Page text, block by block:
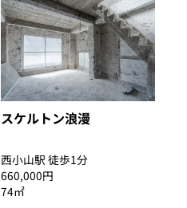
スケルトン浪漫
西小山駅 徒歩1分
660,000円
74㎡